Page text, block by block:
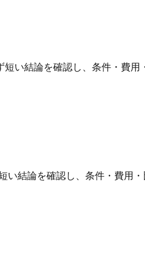
い結論を確認し、条件・費用
い結論を確認し、条件・費用